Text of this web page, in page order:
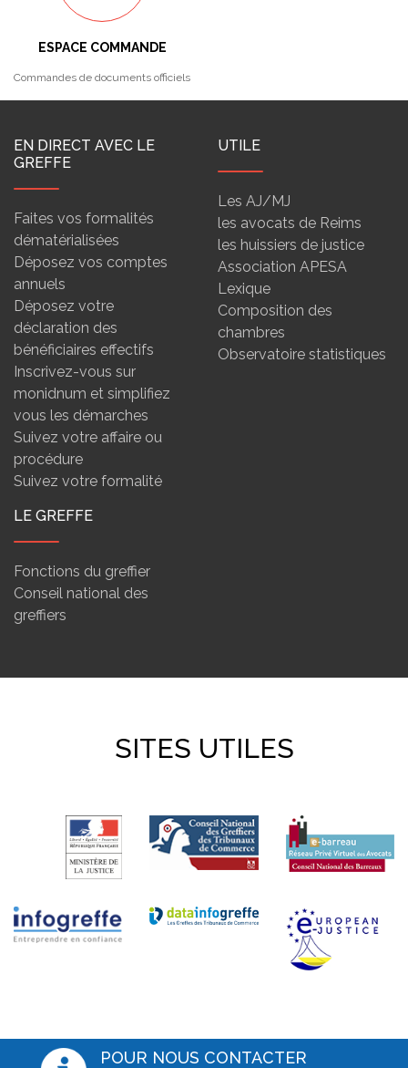
ESPACE COMMANDE
Commandes de documents officiels
EN DIRECT AVEC LE
GREFFE
Faites vos formalités
dématérialisées
Déposez vos comptes
annuels
Déposez votre
déclaration des
bénéficiaires effectifs
Inscrivez-vous sur
monidnum et simplifiez
vous les démarches
Suivez votre affaire ou
procédure
Suivez votre formalité
UTILE
Les AJ/MJ
les avocats de Reims
les huissiers de justice
Association APESA
Lexique
Composition des
chambres
Observatoire statistiques
LE GREFFE
Fonctions du greffier
Conseil national des
greffiers
SITES UTILES
POUR NOUS CONTACTER